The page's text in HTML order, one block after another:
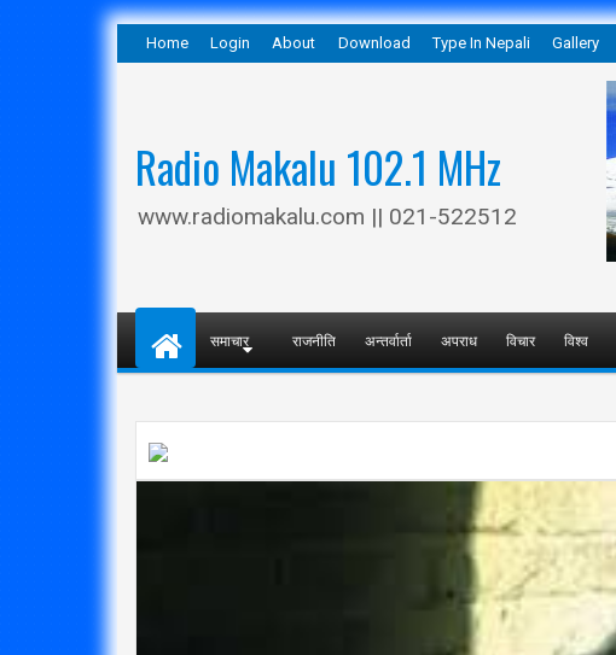
Home Login About Download Type In Nepali Gallery
Radio Makalu 102.1 MHz
www.radiomakalu.com || 021-522512
समाचार राजनीति अन्तर्वार्ता अपराध विचार विश्व